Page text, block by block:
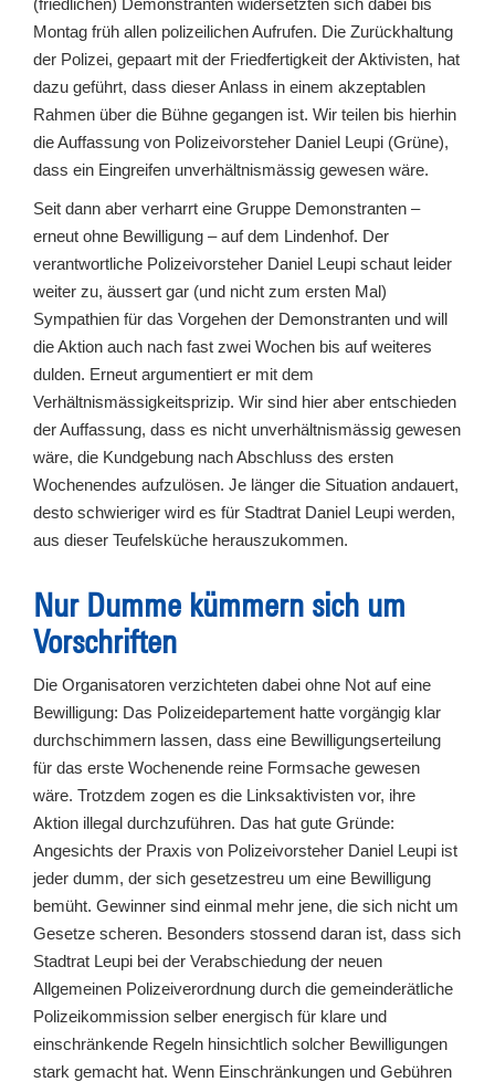
(friedlichen) Demonstranten widersetzten sich dabei bis
Montag früh allen polizeilichen Aufrufen. Die Zurückhaltung
der Polizei, gepaart mit der Friedfertigkeit der Aktivisten, hat
dazu geführt, dass dieser Anlass in einem akzeptablen
Rahmen über die Bühne gegangen ist. Wir teilen bis hierhin
die Auffassung von Polizeivorsteher Daniel Leupi (Grüne),
dass ein Eingreifen unverhältnismässig gewesen wäre.
Seit dann aber verharrt eine Gruppe Demonstranten –
erneut ohne Bewilligung – auf dem Lindenhof. Der
verantwortliche Polizeivorsteher Daniel Leupi schaut leider
weiter zu, äussert gar (und nicht zum ersten Mal)
Sympathien für das Vorgehen der Demonstranten und will
die Aktion auch nach fast zwei Wochen bis auf weiteres
dulden. Erneut argumentiert er mit dem
Verhältnismässigkeitsprizip. Wir sind hier aber entschieden
der Auffassung, dass es nicht unverhältnismässig gewesen
wäre, die Kundgebung nach Abschluss des ersten
Wochenendes aufzulösen. Je länger die Situation andauert,
desto schwieriger wird es für Stadtrat Daniel Leupi werden,
aus dieser Teufelsküche herauszukommen.
Nur Dumme kümmern sich um
Vorschriften
Die Organisatoren verzichteten dabei ohne Not auf eine
Bewilligung: Das Polizeidepartement hatte vorgängig klar
durchschimmern lassen, dass eine Bewilligungserteilung
für das erste Wochenende reine Formsache gewesen
wäre. Trotzdem zogen es die Linksaktivisten vor, ihre
Aktion illegal durchzuführen. Das hat gute Gründe:
Angesichts der Praxis von Polizeivorsteher Daniel Leupi ist
jeder dumm, der sich gesetzestreu um eine Bewilligung
bemüht. Gewinner sind einmal mehr jene, die sich nicht um
Gesetze scheren. Besonders stossend daran ist, dass sich
Stadtrat Leupi bei der Verabschiedung der neuen
Allgemeinen Polizeiverordnung durch die gemeinderätliche
Polizeikommission selber energisch für klare und
einschränkende Regeln hinsichtlich solcher Bewilligungen
stark gemacht hat. Wenn Einschränkungen und Gebühren